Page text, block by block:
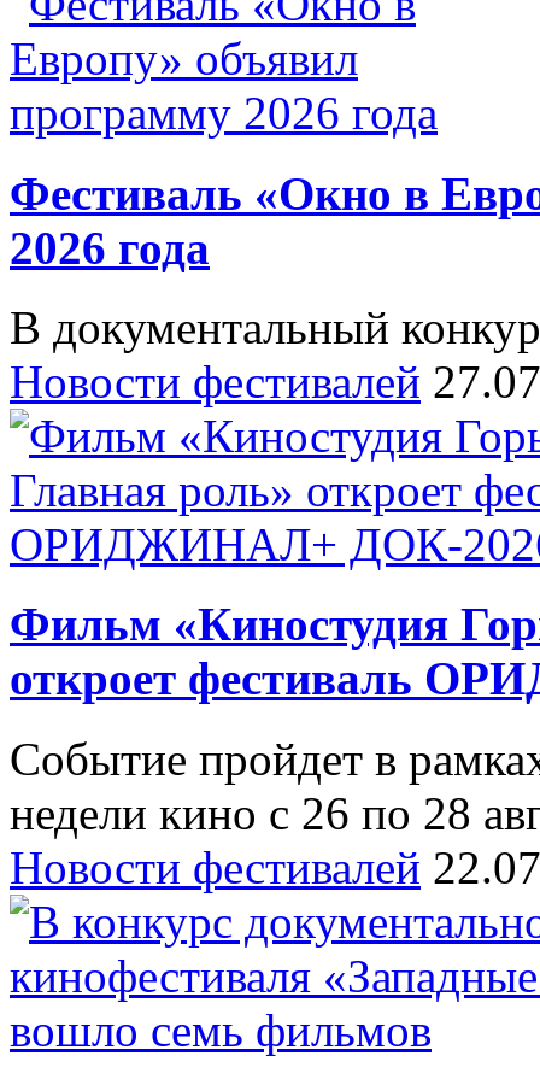
Фестиваль «Окно в
2026 года
В документальный
Новости фестивалей
Фильм «Киностудия
откроет фестиваль
Событие пройдет в
недели кино с 26 по 28
Новости фестивалей